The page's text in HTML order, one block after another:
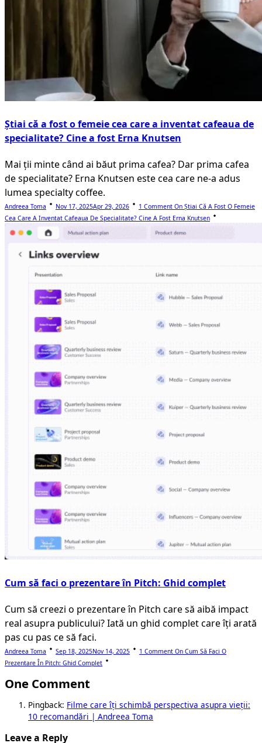
Știai că a fost o femeie cea care a inventat cafeaua de
specialitate? Cine a fost Erna Knutsen
Mai ții minte când ai băut prima cafea? Dar prima cafea
de specialitate? Erna Knutsen este cea care ne-a adus
lumea specialty coffee.
Andreea Toma Nov 17, 2025Apr 29, 2026 1 Comment On Știai Că A Fost O Femeie
Cea Care A Inventat Cafeaua De Specialitate? Cine A Fost Erna Knutsen
Cum să faci o prezentare în Pitch: Ghid complet
Cum să creezi o prezentare în Pitch care să aibă impact
real asupra publicului? Iată un ghid complet care îți arată
pas cu pas ce să faci.
Andreea Toma Sep 18, 2025Nov 14, 2025 1 Comment On Cum Să Faci O
Prezentare În Pitch: Ghid Complet
One Comment
Pingback: Filme care îți schimbă perspectiva asupra vieții:
10 recomandări | Andreea Toma
Leave a Reply